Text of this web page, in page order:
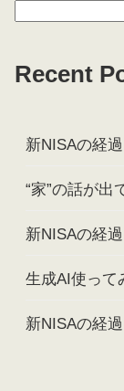
Recent
新NISAの経過
“家”の話が出
新NISAの経過
生成AI使って
新NISAの経過